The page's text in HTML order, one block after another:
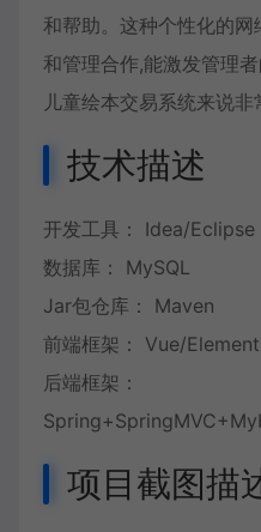
和帮助。这种个性化的网
和管理合作,能激发管理
儿童绘本交易系统来说非
技术描述
开发工具： Idea/Eclipse
数据库： MySQL
Jar包仓库： Maven
前端框架： Vue/
后端框架：
项目截图描